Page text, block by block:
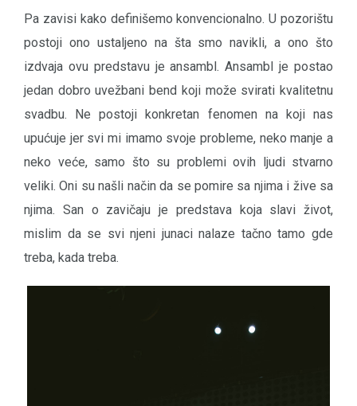
Pa zavisi kako definišemo konvencionalno. U pozorištu
postoji ono ustaljeno na šta smo navikli, a ono što
izdvaja ovu predstavu je ansambl. Ansambl je postao
jedan dobro uvežbani bend koji može svirati kvalitetnu
svadbu. Ne postoji konkretan fenomen na koji nas
upućuje jer svi mi imamo svoje probleme, neko manje a
neko veće, samo što su problemi ovih ljudi stvarno
veliki. Oni su našli način da se pomire sa njima i žive sa
njima. San o zavičaju je predstava koja slavi život,
mislim da se svi njeni junaci nalaze tačno tamo gde
treba, kada treba.